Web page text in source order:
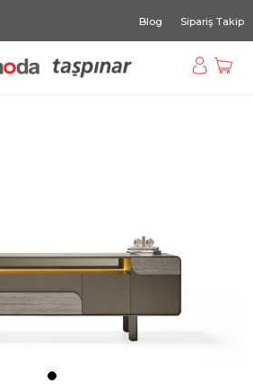
Blog Sipariş Takip